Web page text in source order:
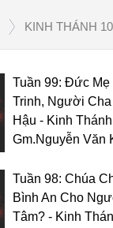
KINH THÁNH
Tuần 99: Đức
Trinh, Người Cha
Hậu - Kinh Thánh
Gm.Nguyễn Văn
Tuần 98: Chúa
Bình An Cho
Tâm? - Kinh